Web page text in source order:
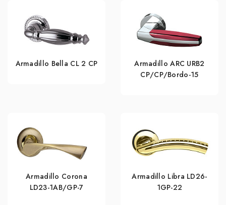
Armadillo Bella CL 2 СP
Armadillo ARC URB2
СР/СР/Bordo-15
Armadillo Corona
LD23-1AB/GP-7
Armadillo Libra LD26-
1GP-22